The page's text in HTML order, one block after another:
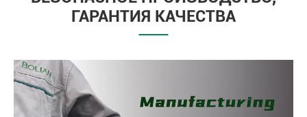
ГАРАНТИЯ КАЧЕСТВА